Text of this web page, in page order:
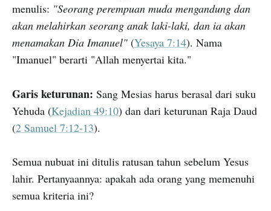
menulis: "Seorang perempuan muda mengandung dan
akan melahirkan seorang anak laki-laki, dan ia akan
menamakan Dia Imanuel" (Yesaya 7:14). Nama
"Imanuel" berarti "Allah menyertai kita."
Garis keturunan: Sang Mesias harus berasal dari suku
Yehuda (Kejadian 49:10) dan dari keturunan Raja Daud
(2 Samuel 7:12-13).
Semua nubuat ini ditulis ratusan tahun sebelum Yesus
lahir. Pertanyaannya: apakah ada orang yang memenuhi
semua kriteria ini?